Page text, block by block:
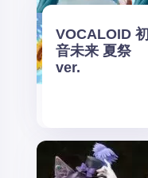
VOCALOID 初
音未来 夏祭
ver.